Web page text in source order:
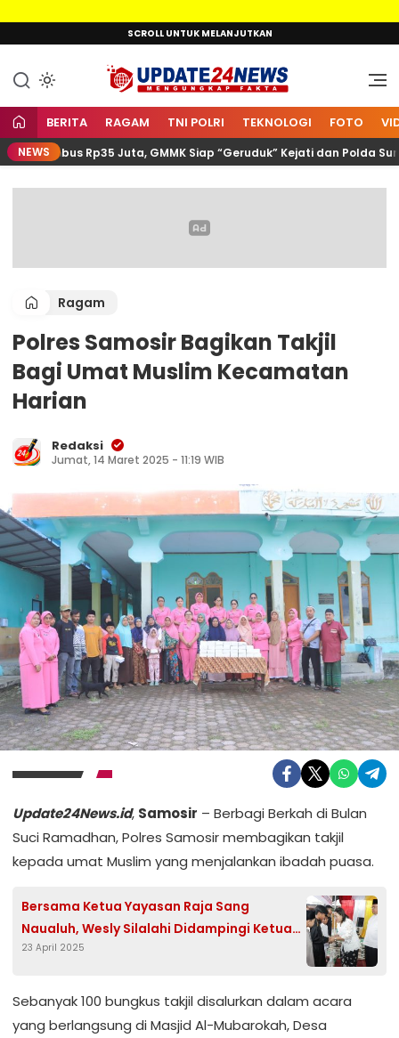
ke
SCROLL UNTUK MELANJUTKAN
Update24News.id
Mengungkap Fakta
BERITA RAGAM TNI POLRI TEKNOLOGI FOTO
NEWS
Tembus Rp35 Juta, GMMK Siap “Geruduk” Kejati dan Polda Sumut
Ragam
Polres Samosir Bagikan Takjil
Bagi Umat Muslim Kecamatan
Harian
Redaksi
Jumat, 14 Maret 2025 - 11:19 WIB
Update24News.id, Samosir – Berbagi Berkah di Bulan
Suci Ramadhan, Polres Samosir membagikan takjil
kepada umat Muslim yang menjalankan ibadah puasa.
Bersama Ketua Yayasan Raja Sang
Naualuh, Wesly Silalahi Didampingi Ketua
TP PKK Liswati Sinaga Santuni Anak Yatim
23 April 2025
Sebanyak 100 bungkus takjil disalurkan dalam acara
yang berlangsung di Masjid Al-Mubarokah, Desa